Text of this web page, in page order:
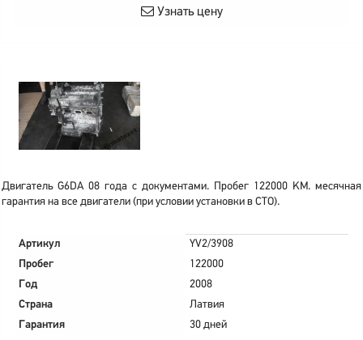
Узнать цену
Двигатель G6DA 08 года с документами. Пробег 122000 KM. месячная
гарантия на все двигатели (при условии установки в СТО).
Артикул
YV2/3908
Пробег
122000
Год
2008
Страна
Латвия
Гарантия
30 дней